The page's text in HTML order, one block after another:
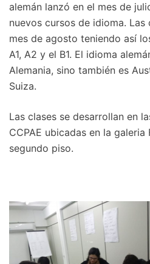
alemán lanzó en el mes de
nuevos cursos de idioma. Las
mes de agosto teniendo así
A1, A2 y el B1. El idioma
Alemania, sino también es
Suiza.
Las clases se desarrollan en
CCPAE ubicadas en la
segundo piso.